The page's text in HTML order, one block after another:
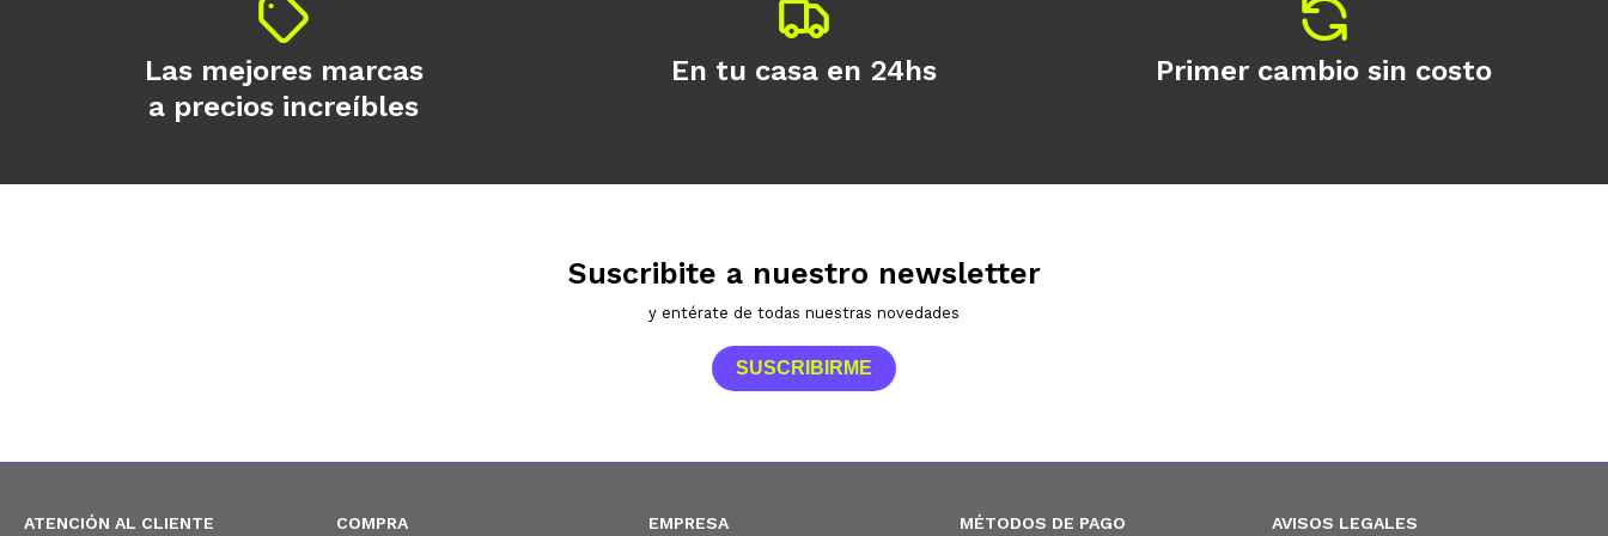
ATENCIÓN AL CLIENTE COMPRA EMPRESA MÉTODOS DE PAGO AVISOS LEGALES
Las mejores marcas
a precios increíbles
En tu casa en 24hs Primer cambio sin costo
Suscribite a nuestro newsletter
y entérate de todas nuestras novedades
SUSCRIBIRME